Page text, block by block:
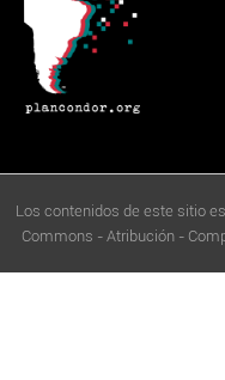
Los contenidos de este sitio
Commons - Atribución -